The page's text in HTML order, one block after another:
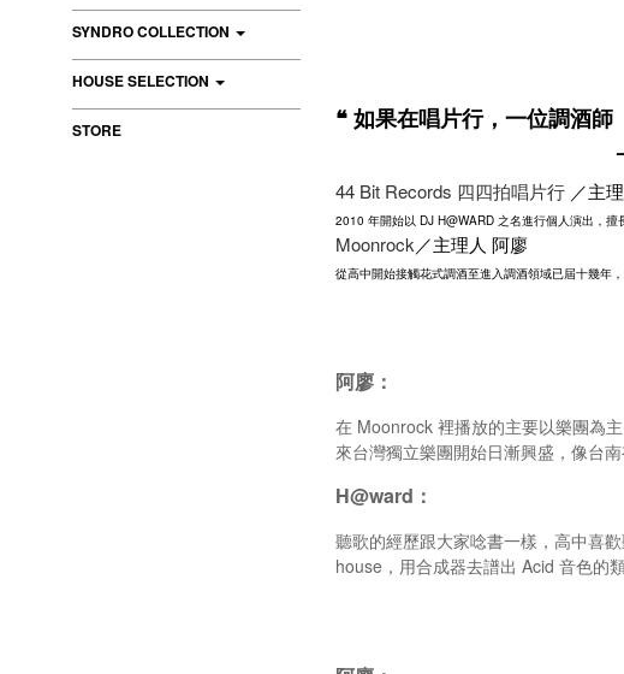
SYNDRO COLLECTION
HOUSE SELECTION
STORE
❝ 如果在唱片行，一位調酒師
44 Bit Records 四四拍唱片行 ／主
2010 年開始以 DJ H@WARD 之名進行個人演出，
Moonrock／主理人 阿廖
從高中開始接觸花式調酒至進入調酒領域已屆十幾年
阿廖：
在 Moonrock 裡播放的主要以樂團為
來台灣獨立樂團開始日漸興盛，像台
H@ward：
聽歌的經歷跟大家唸書一樣，高中喜
house，用合成器去譜出 Acid 音色的類